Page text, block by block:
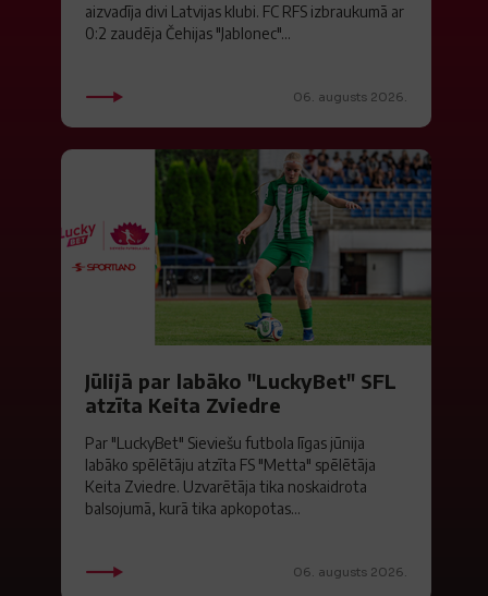
aizvadīja divi Latvijas klubi. FC RFS izbraukumā ar
0:2 zaudēja Čehijas "Jablonec"...
06. augusts 2026.
Jūlijā par labāko "LuckyBet" SFL
atzīta Keita Zviedre
Par "LuckyBet" Sieviešu futbola līgas jūnija
labāko spēlētāju atzīta FS "Metta" spēlētāja
Keita Zviedre. Uzvarētāja tika noskaidrota
balsojumā, kurā tika apkopotas...
06. augusts 2026.